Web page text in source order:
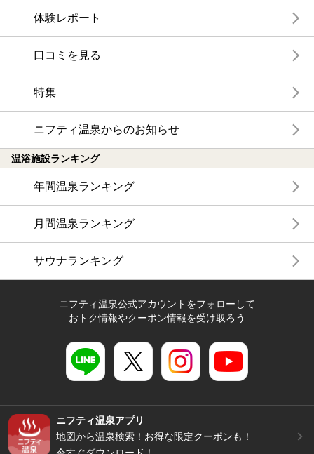
体験レポート
口コミを見る
特集
ニフティ温泉からのお知らせ
温浴施設ランキング
年間温泉ランキング
月間温泉ランキング
サウナランキング
ニフティ温泉公式アカウントをフォローして
おトク情報やクーポン情報を受け取ろう
ニフティ温泉アプリ
地図から温泉検索！お得な限定クーポンも！